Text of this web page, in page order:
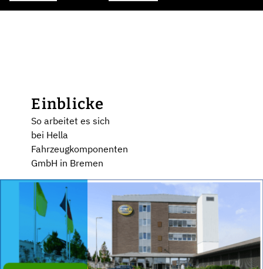
Einblicke
So arbeitet es sich
bei Hella
Fahrzeugkomponenten
GmbH in Bremen